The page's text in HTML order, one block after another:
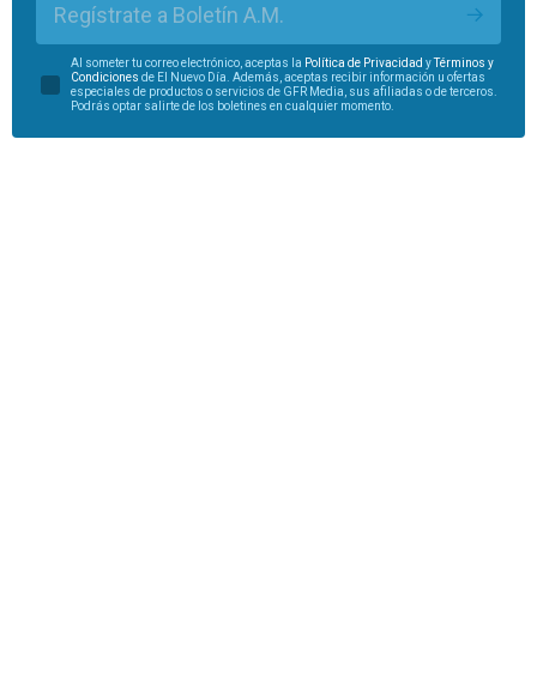
Regístrate a Boletín A.M.
Al someter tu correo electrónico, aceptas la Política de Privacidad yTérminos y
Condiciones de El Nuevo Día. Además, aceptas recibir información u ofertas
especiales de productos o servicios de GFR Media, sus afiliadas o de terceros.
Podrás optar salirte de los boletines en cualquier momento.